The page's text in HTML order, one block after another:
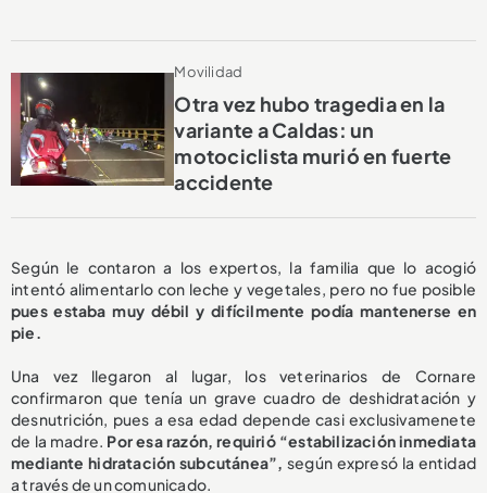
Movilidad
Otra vez hubo tragedia en la
variante a Caldas: un
motociclista murió en fuerte
accidente
Según le contaron a los expertos, la familia que lo acogió
intentó alimentarlo con leche y vegetales, pero no fue posible
pues estaba muy débil y difícilmente podía mantenerse en
pie.
Una vez llegaron al lugar, los veterinarios de Cornare
confirmaron que tenía un grave cuadro de deshidratación y
desnutrición, pues a esa edad depende casi exclusivamenete
de la madre. Por esa razón, requirió “estabilización inmediata
mediante hidratación subcutánea”, según expresó la entidad
a través de un comunicado.